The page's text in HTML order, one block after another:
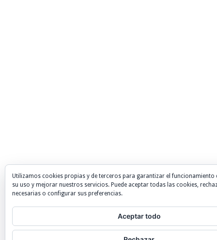
Utilizamos cookies propias y de terceros para garantizar el funcionamiento
su uso y mejorar nuestros servicios. Puede aceptar todas las cookies,
necesarias o configurar sus preferencias.
Aceptar todo